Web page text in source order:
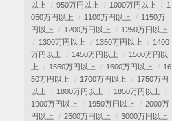
以上
950万円以上 1000万円以上
1
050万円以上
1100万円以上
1150万
円以上
1200万円以上
1250万円以上
1300万円以上
1350万円以上
1400
万円以上
1450万円以上
1500万円以
上
1550万円以上 1600万円以上
16
50万円以上
1700万円以上
1750万円
以上
1800万円以上
1850万円以上
1900万円以上
1950万円以上
2000万
円以上
2500万円以上
3000万円以上